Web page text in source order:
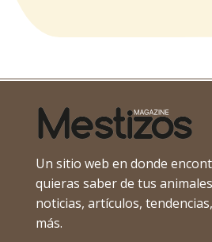
Un sitio web en donde
quieras saber de tus
noticias, artículos,
más.